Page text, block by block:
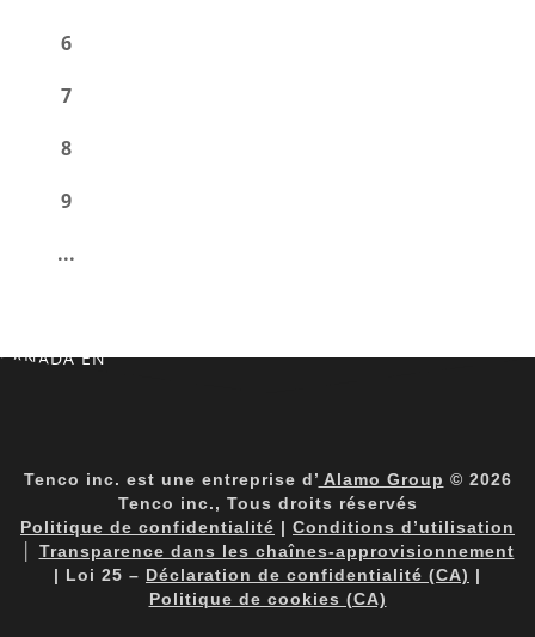
6
7
8
9
...
CANADA EN
Tenco inc. est une entreprise d’ Alamo Group © 2026
Tenco inc., Tous droits réservés
Politique de confidentialité | Conditions d’utilisation
Transparence dans les chaînes-approvisionnement
| Loi 25 – Déclaration de confidentialité (CA) |
Politique de cookies (CA)